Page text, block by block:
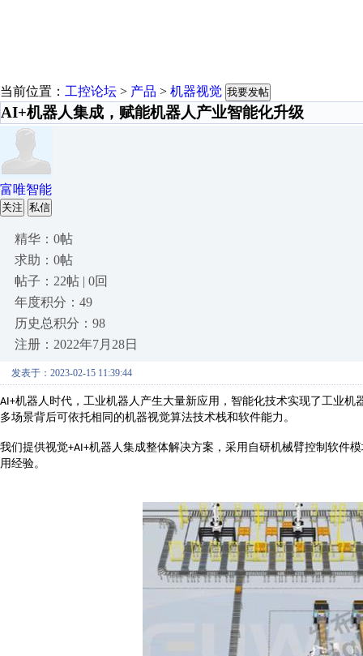
当前位置： 工控论坛 > 产品 > 机器视觉 我要发帖
AI+机器人集成，赋能机器人产业智能化升级
富唯智能
关注 私信
精华：0帖
求助：0帖
帖子：22帖 | 0回
年度积分：49
历史总积分：98
注册：2022年7月28日
发表于：2023-02-15 11:39:44
AI+机器人时代，工业机器人产生大量新应用，智能化技术实现了工业
多场景背后可依托相同的机器视觉算法技术栈和软件能力。
我们提供视觉+AI+机器人集成整体解决方案，采用自研机械臂控制软件
用经验。